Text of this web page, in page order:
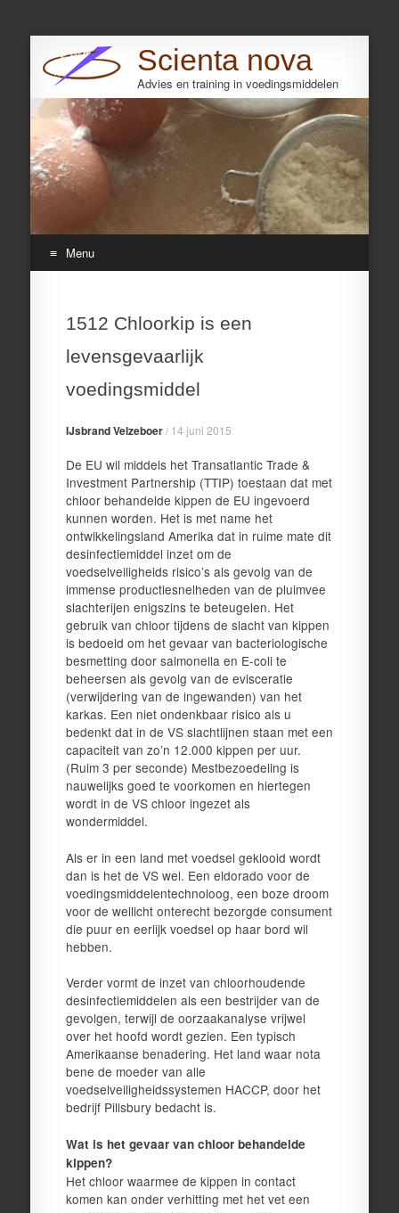
Scienta nova
Advies en training in voedingsmiddelen
Search
Menu
content1512 Chloorkip is een
levensgevaarlijk
voedingsmiddel
IJsbrand Velzeboer/ 14 juni 2015
De EU wil middels het Transatlantic Trade &
Investment Partnership (TTIP) toestaan dat met
chloor behandelde kippen de EU ingevoerd
kunnen worden. Het is met name het
ontwikkelingsland Amerika dat in ruime mate dit
desinfectiemiddel inzet om de
voedselveiligheids risico’s als gevolg van de
immense productiesnelheden van de pluimvee
slachterijen enigszins te beteugelen. Het
gebruik van chloor tijdens de slacht van kippen
is bedoeld om het gevaar van bacteriologische
besmetting door salmonella en E-coli te
beheersen als gevolg van de evisceratie
(verwijdering van de ingewanden) van het
karkas. Een niet ondenkbaar risico als u
bedenkt dat in de VS slachtlijnen staan met een
capaciteit van zo’n 12.000 kippen per uur.
(Ruim 3 per seconde) Mestbezoedeling is
nauwelijks goed te voorkomen en hiertegen
wordt in de VS chloor ingezet als
wondermiddel.
Als er in een land met voedsel geklooid wordt
dan is het de VS wel. Een eldorado voor de
voedingsmiddelentechnoloog, een boze droom
voor de wellicht onterecht bezorgde consument
die puur en eerlijk voedsel op haar bord wil
hebben.
Verder vormt de inzet van chloorhoudende
desinfectiemiddelen als een bestrijder van de
gevolgen, terwijl de oorzaakanalyse vrijwel
over het hoofd wordt gezien. Een typisch
Amerikaanse benadering. Het land waar nota
bene de moeder van alle
voedselveiligheidssystemen HACCP, door het
bedrijf Pillsbury bedacht is.
Wat is het gevaar van chloor behandelde
kippen?
Het chloor waarmee de kippen in contact
komen kan onder verhitting met het vet een